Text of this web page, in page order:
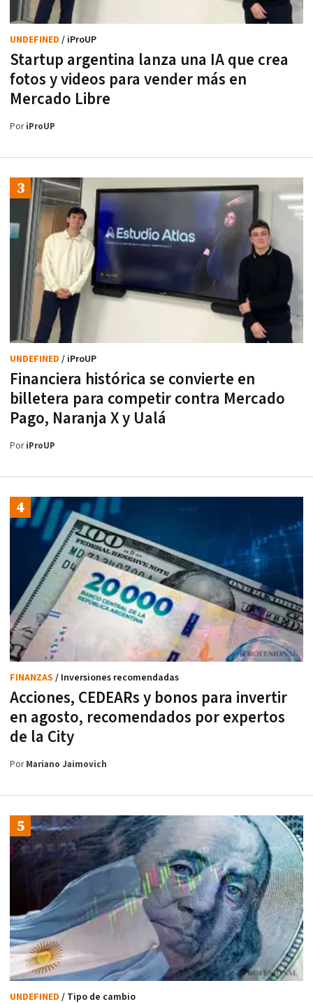
Startup argentina lanza una IA que crea
fotos y videos para vender más en
Mercado Libre
UNDEFINED / iProUP
PoriProUP
Financiera histórica se convierte en
billetera para competir contra Mercado
Pago, Naranja X y Ualá
UNDEFINED / iProUP
PoriProUP
Acciones, CEDEARs y bonos para invertir
en agosto, recomendados por expertos
de la City
FINANZAS / Inversiones recomendadas
PorMariano Jaimovich
UNDEFINED / Tipo de cambio